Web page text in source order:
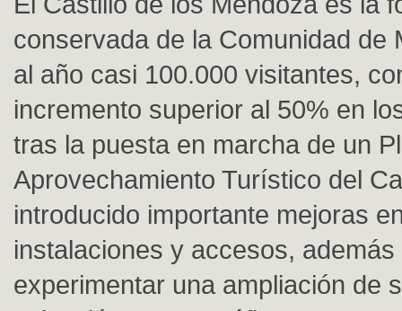
conservada de la Comunidad de
al año casi 100.000 visitantes,
incremento superior al 50% en
tras la puesta en marcha de un
Aprovechamiento Turístico del
introducido importante mejoras
instalaciones y accesos, además
experimentar una ampliación de